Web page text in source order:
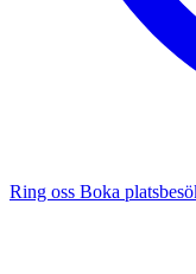
Ring oss Boka